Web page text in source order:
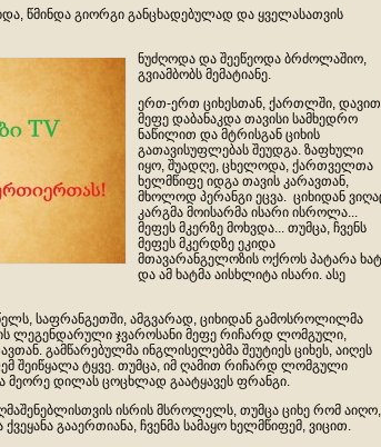
წმინდა გიორგი განცხადებულად და ყველასათვის
ნუძღოდა და შეეწეოდა ბრძოლაშიო,
გვიამბობს მემატიანე.
ერთ-ერთ ციხესთან, ქართლში, დავით
მეფე დაბანაკდა თავისი სამხედრო
ნაწილით და მტრისგან ციხის
გათავისუფლებას შეუდგა. ზაფხული
იყო, შუადღე, ცხელოდა, ქართველთა
ხელმწიფე იდგა თავის კარავთან,
მხოლოდ პერანგი ეცვა. ციხიდან
კარგმა მოისარმა ისარი ისროლა...
მეფეს მკერზე მოხვდა... თუმცა, ჩვენს
მეფეს მკერდზე ეკიდა
მთავარანგელოზის ოქროს პატარა
და ამ ხატმა აისხლიტა ისარი. ასე
საფრანგეთში, ამგვარად, ციხიდან გამოსროლილმა
ლეგენდარული ჯვაროსანი მეფე რიჩარდ ლომგული,
გამწარებულმა ინგლისელებმა შეუტიეს ციხეს, აიღეს
შეიწყალა ტყვე. თუმცა, იმ ღამით რიჩარდ ლომგული
მეორე დილას ცოცხლად გაატყავეს ფრანგი.
ისრის მსროლელს, თუმცა ციხე რომ აიღო,
გააერთიანა, ჩვენმა სამაყო ხელმწიფემ, ვიცით.